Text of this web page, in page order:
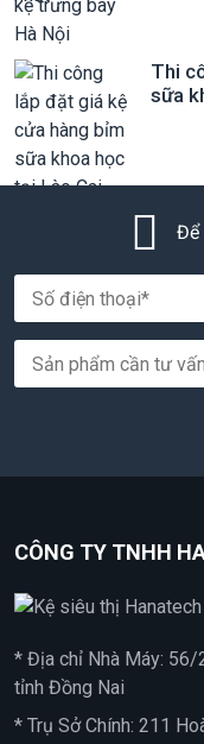
Thi
sữa
Để
CÔNG TY TNHH
* Địa chỉ Nhà Máy: 56/
tỉnh Đồng Nai
* Trụ Sở Chính: 211